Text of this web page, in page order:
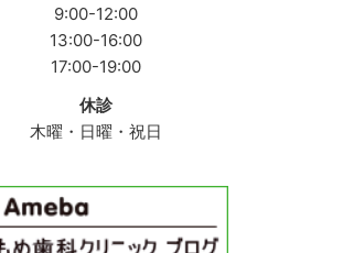
9:00-12:00
13:00-16:00
17:00-19:00
休診
木曜・日曜・祝日